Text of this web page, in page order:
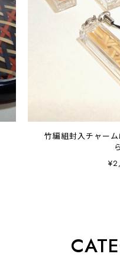
竹編組封入チャー